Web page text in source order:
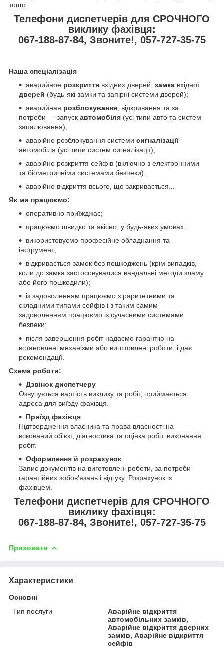
тощо.
Телефони диспетчерів для СРОЧНОГО
виклику фахівця:
067-188-87-84, Звоните!, 057-727-35-75
Наша спеціалізація
аварийное розкриття вхідних дверей, замка вхідної
дверей (будь-які замки та запірні системи дверей);
аварийная розблокування , відкривання та за
потреби — запуск автомобіля (усі типи авто та систем
запалювання);
аварійне розблокування системи сигналізації
автомобіля (усі типи систем сигналізації);
аварійне розкриття сейфів (включно з електронними
та біометричніми системами безпеки);
аварійне відкриття всього, що закривається...
Як ми працюємо:
оперативно приїжджає;
працюємо швидко та якісно, у будь-яких умовах;
використовуємо професійне обладнання та
інструмент;
відкривається замок без пошкоджень (крім випадків,
коли до замка застосовувалися вандальні методи зламу
або його пошкодили);
із задоволенням працюємо з раритетними та
складними типами сейфів і з таким самим
задоволенням працюємо із сучасними системами
безпеки;
після завершення робіт надаємо гарантію на
встановлені механізми або виготовлені роботи, і дає
рекомендації.
Схема роботи:
Дзвінок диспетчеру
Озвучується вартість виклику та робіт, приймається
адреса для виїзду фахівця.
Приїзд фахівця
Підтвердження власника та права власності на
вскований об'єкт, діагностика та оцінка робіт, виконання
робіт.
Оформлення й розрахунок
Запис документів на виготовлені роботи, за потреби —
гарантійних зобов'язань і відгуку. Розрахунок із
фахівцем.
Телефони диспетчерів для СРОЧНОГО
виклику фахівця:
067-188-87-84, Звоните!, 057-727-35-75
Приховати
Характеристики
Основні
Тип послуги
Аварійне відкриття
автомобільних замків,
Аварійне відкриття дверних
замків, Аварійне відкриття
сейфів